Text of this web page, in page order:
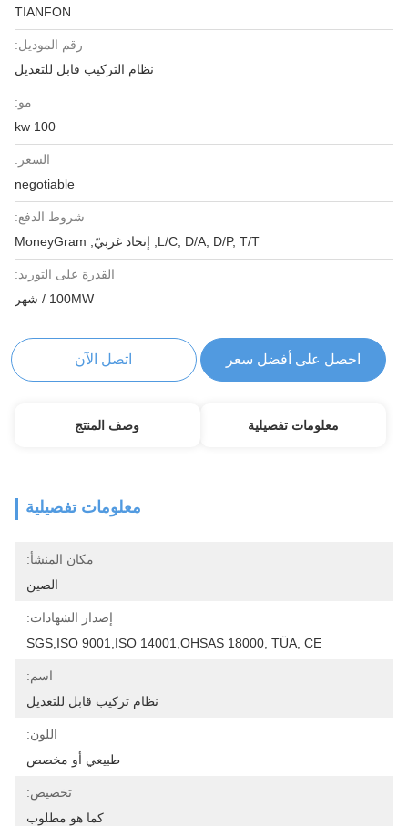
TIANFON
رقم الموديل:
نظام التركيب قابل للتعديل
مو:
100 kw
السعر:
negotiable
شروط الدفع:
L/C, D/A, D/P, T/T, إتحاد غربيّ, MoneyGram
القدرة على التوريد:
100MW / شهر
احصل على أفضل سعر اتصل الآن
معلومات تفصيلية وصف المنتج
معلومات تفصيلية
مكان المنشأ:
الصين
إصدار الشهادات:
SGS,ISO 9001,ISO 14001,OHSAS 18000, TÜA, CE
اسم:
نظام تركيب قابل للتعديل
اللون:
طبيعي أو مخصص
تخصيص:
كما هو مطلوب